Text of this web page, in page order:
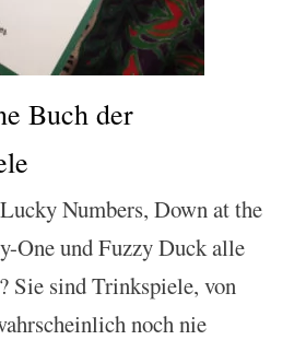
Buch der
Numbers, Down at the
One und Fuzzy Duck alle
Sie sind Trinkspiele, von
noch nie